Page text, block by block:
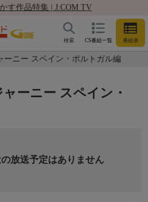
す作品特集 | J:COM TV
CS番組一覧 番組表
検索
ーニー スペイン・ポルトガル編
ーニー スペイン・
放送予定はありません